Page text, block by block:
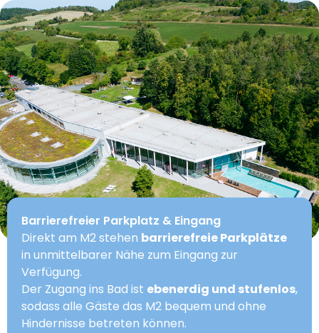
Barrierefreier Parkplatz & Eingang
Direkt am M2 stehen barrierefreie Parkplätze
in unmittelbarer Nähe zum Eingang zur
Verfügung.
Der Zugang ins Bad ist ebenerdig und stufenlos,
sodass alle Gäste das M2 bequem und ohne
Hindernisse betreten können.